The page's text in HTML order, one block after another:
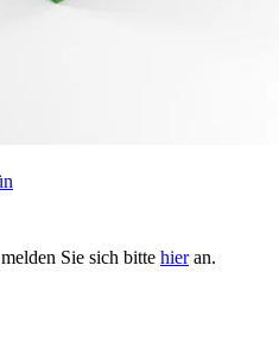
Sie sich bitte hieran.